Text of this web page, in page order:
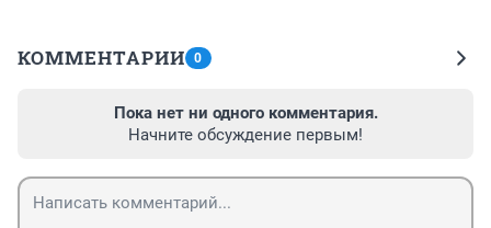
КОММЕНТАРИИ 0
Пока нет ни одного комментария.
Начните обсуждение первым!